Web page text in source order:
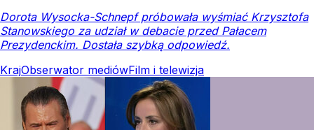
Dorota Wysocka-Schnepf próbowała wyśmiać Krzysztofa
Stanowskiego za udział w debacie przed Pałacem
Prezydenckim. Dostała szybką odpowiedź.
KrajObserwator mediówFilm i telewizja